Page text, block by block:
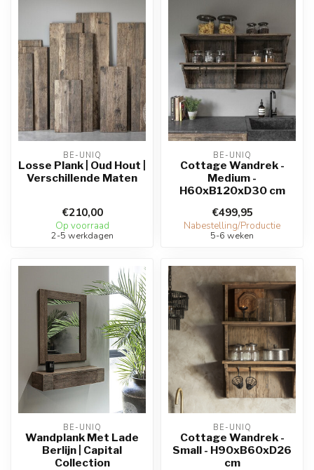
BE-UNIQ
Losse Plank | Oud Hout |
Verschillende Maten
€210,00
Op voorraad
2-5 werkdagen
BE-UNIQ
Cottage Wandrek -
Medium -
H60xB120xD30 cm
€499,95
Nabestelling/Productie
5-6 weken
BE-UNIQ
Wandplank Met Lade
Berlijn | Capital
Collection
BE-UNIQ
Cottage Wandrek -
Small - H90xB60xD26
cm